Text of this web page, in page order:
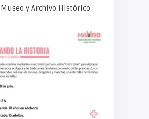
y Archivo Histórico